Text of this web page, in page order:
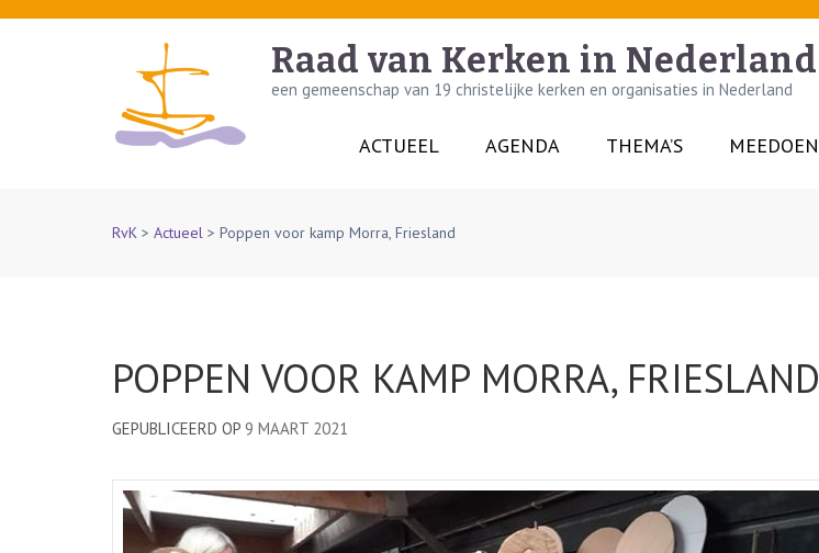
Skip
Raad van Kerken in Nederland
een gemeenschap van 19 christelijke kerken en organisaties in Nederland
ACTUEEL AGENDA THEMA’S MEEDOEN
RvK > Actueel > Poppen voor kamp Morra, Friesland
POPPEN VOOR KAMP MORRA, FRIESLAND
GEPUBLICEERD OP 9 MAART 2021